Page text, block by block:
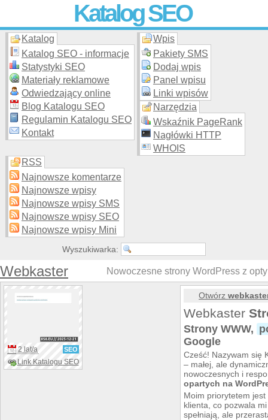
Katalog SEO
Skuteczna i promocja stron WWW –
moderowanego katalogu za darmo!
Katalog
Katalog SEO - informacje
Statystyki SEO
Materiały reklamowe
Odwiedzający online
Blog Katalogu SEO
Regulamin Katalogu SEO
Kontakt
Wpis
Pakiety SMS
Dodaj wpis
Panel wpisu
Linki wpisów
Narzędzia
Wskaźnik PageRank
Nagłówki HTTP
WHOIS
RSS
Najnowsze komentarze
Najnowsze wpisy
Najnowsze wpisy SMS
Najnowsze wpisy SEO
Najnowsze wpisy Mini
Wyszukiwarka:
Webkaster Nowoczesne strony WordPress z
2 lat/a SEO
Link Katalogu SEO
Otwórz
Webkaster
Strony WWW,
Google
Cześć! Nazywam się
– małej, ale
nowoczesnych i
opartych na
Moim priorytetem
klienta, co pozwala
spełniają, ale